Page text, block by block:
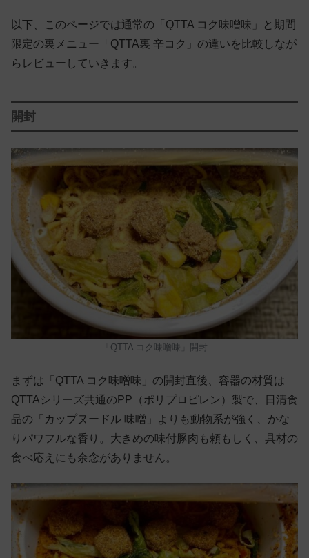
以下、このページでは通常の「QTTA コク味噌味」と期間
限定の裏メニュー「QTTA裏 辛コク」の違いを比較しなが
らレビューしていきます。
開封
「QTTA コク味噌味」開封
まずは「QTTA コク味噌味」の開封直後、容器の材質は
QTTAシリーズ共通のPP（ポリプロピレン）製で、日清食
品の「カップヌードル 味噌」よりも動物系が強く、かな
りパワフルな香り。大きめの味付豚肉も頼もしく、具材の
食べ応えにも余念がありません。